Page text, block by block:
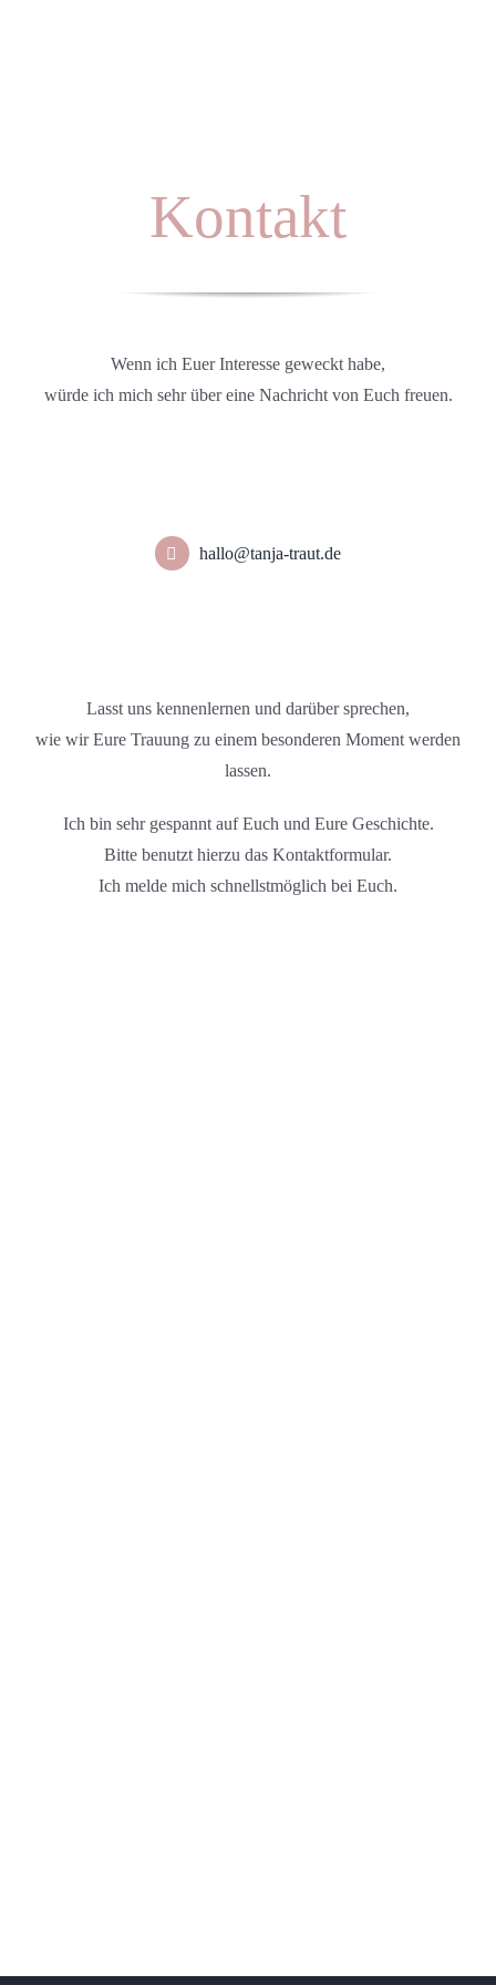
Kontakt
Wenn ich Euer Interesse geweckt habe,
würde ich mich sehr über eine Nachricht von Euch freuen.
hallo@tanja-traut.de
Lasst uns kennenlernen und darüber sprechen,
wie wir Eure Trauung zu einem besonderen Moment werden
lassen.
Ich bin sehr gespannt auf Euch und Eure Geschichte.
Bitte benutzt hierzu das Kontaktformular.
Ich melde mich schnellstmöglich bei Euch.